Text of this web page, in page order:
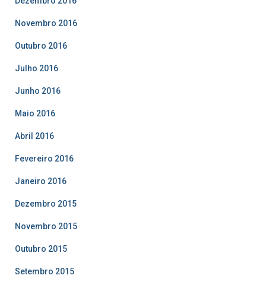
Novembro 2016
Outubro 2016
Julho 2016
Junho 2016
Maio 2016
Abril 2016
Fevereiro 2016
Janeiro 2016
Dezembro 2015
Novembro 2015
Outubro 2015
Setembro 2015